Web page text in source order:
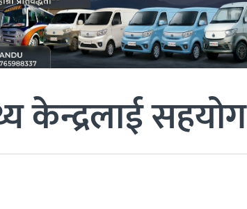
केन्द्रलाई सहयोग